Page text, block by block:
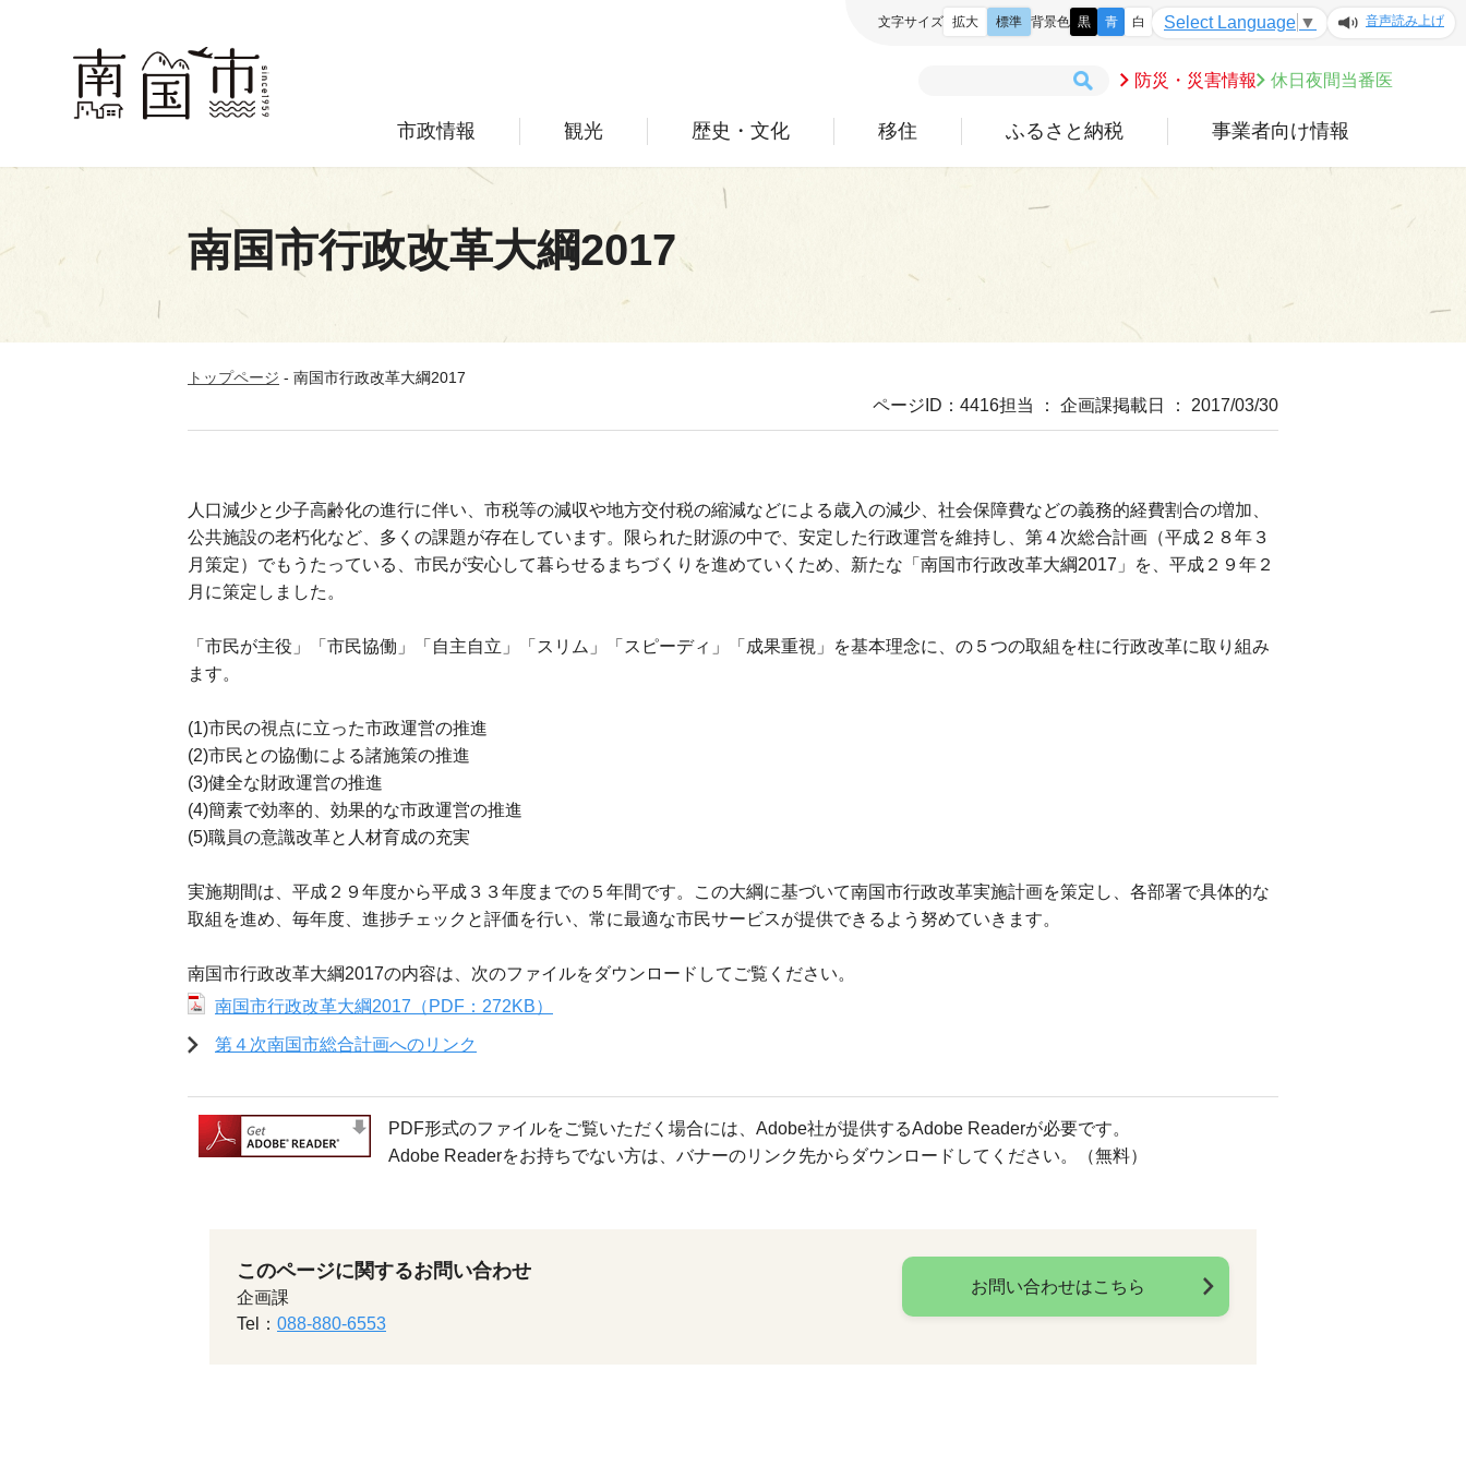
防災・災害情報 休日夜間当番医
市政情報 観光 歴史・文化 移住 ふるさと納税 事業者向け情報
文字サイズ 拡大 標準 背景色 黒 青 白 Select Language ▼ 音声読み上げ
南国市行政改革大綱2017
トップページ - 南国市行政改革大綱2017
ページID：4416担当 ： 企画課掲載日 ： 2017/03/30
人口減少と少子高齢化の進行に伴い、市税等の減収や地方交付税の縮減などによる歳入の減少、社会保障費などの義務的経費割合の増加、
公共施設の老朽化など、多くの課題が存在しています。限られた財源の中で、安定した行政運営を維持し、第４次総合計画（平成２８年３
月策定）でもうたっている、市民が安心して暮らせるまちづくりを進めていくため、新たな「南国市行政改革大綱2017」を、平成２９年２
月に策定しました。
「市民が主役」「市民協働」「自主自立」「スリム」「スピーディ」「成果重視」を基本理念に、の５つの取組を柱に行政改革に取り組み
ます。
(1)市民の視点に立った市政運営の推進
(2)市民との協働による諸施策の推進
(3)健全な財政運営の推進
(4)簡素で効率的、効果的な市政運営の推進
(5)職員の意識改革と人材育成の充実
実施期間は、平成２９年度から平成３３年度までの５年間です。この大綱に基づいて南国市行政改革実施計画を策定し、各部署で具体的な
取組を進め、毎年度、進捗チェックと評価を行い、常に最適な市民サービスが提供できるよう努めていきます。
南国市行政改革大綱2017の内容は、次のファイルをダウンロードしてご覧ください。
南国市行政改革大綱2017（PDF：272KB）
第４次南国市総合計画へのリンク
PDF形式のファイルをご覧いただく場合には、Adobe社が提供するAdobe Readerが必要です。
Adobe Readerをお持ちでない方は、バナーのリンク先からダウンロードしてください。（無料）
このページに関するお問い合わせ
企画課
Tel： 088-880-6553
お問い合わせはこちら